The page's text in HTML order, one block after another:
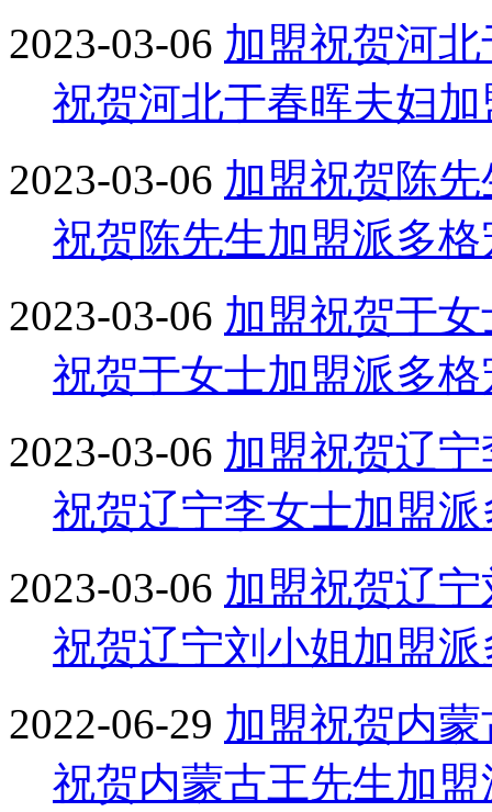
2023-03-06 加盟祝贺河
祝贺河北于春晖夫妇
2023-03-06 加盟祝贺陈
祝贺陈先生加盟派多
2023-03-06 加盟祝贺于
祝贺于女士加盟派多
2023-03-06 加盟祝贺辽
祝贺辽宁李女士加盟
2023-03-06 加盟祝贺辽
祝贺辽宁刘小姐加盟
2022-06-29 加盟祝贺内
祝贺内蒙古王先生加